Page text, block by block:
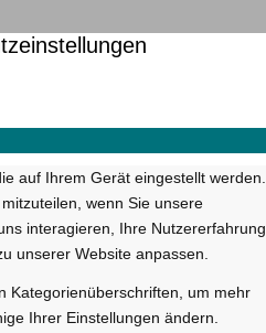
auf Ihrem Gerät eingestellt werden.
wenn Sie unsere
interagieren, Ihre Nutzererfahrung
unserer Website anpassen.
Kategorienüberschriften, um mehr
Ihrer Einstellungen ändern.